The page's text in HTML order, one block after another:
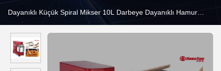
Dayanıklı Küçük Spiral Mikser 10L Darbeye Dayanıklı Hamur